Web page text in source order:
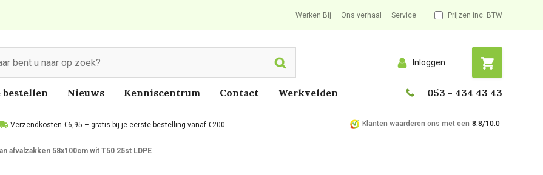
Werken Bij Ons verhaal Service Prijzen inc. BTW
Search Inloggen
Nieuws Kenniscentrum Contact Werkvelden 053 - 434 43 43
Verzendkosten €6,95 – gratis bij je eerste bestelling vanaf €200 Klanten waarderen ons met een 8.8/10.0
afvalzakken 58x100cm wit T50 25st LDPE